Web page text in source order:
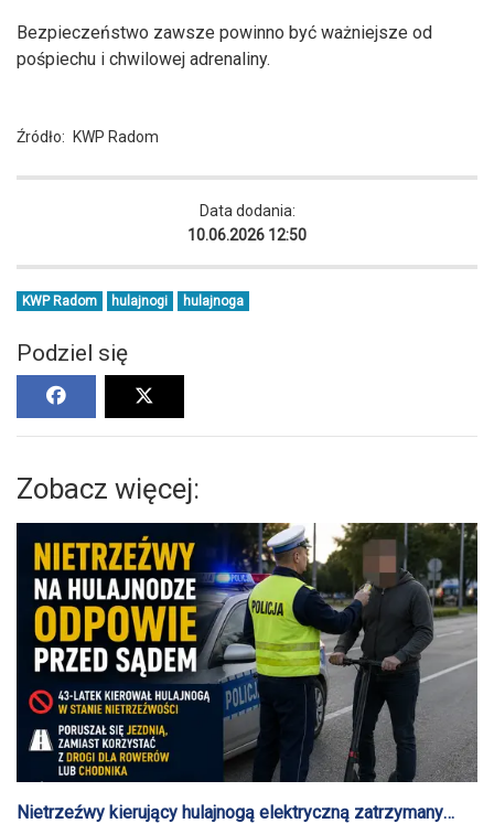
Bezpieczeństwo zawsze powinno być ważniejsze od
pośpiechu i chwilowej adrenaliny.
Źródło: KWP Radom
Data dodania:
10.06.2026 12:50
KWP Radom hulajnogi hulajnoga
Podziel się
Zobacz więcej:
Nietrzeźwy kierujący hulajnogą elektryczną zatrzymany